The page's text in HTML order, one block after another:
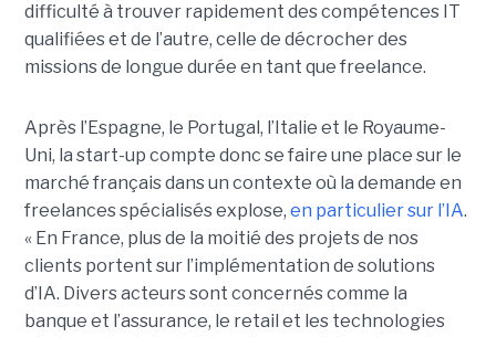
difficulté à trouver rapidement des compétences IT
qualifiées et de l’autre, celle de décrocher des
missions de longue durée en tant que freelance.
Après l’Espagne, le Portugal, l’Italie et le Royaume-
Uni, la start-up compte donc se faire une place sur le
marché français dans un contexte où la demande en
freelances spécialisés explose, en particulier sur l’IA.
« En France, plus de la moitié des projets de nos
clients portent sur l’implémentation de solutions
d’IA. Divers acteurs sont concernés comme la
banque et l’assurance, le retail et les technologies